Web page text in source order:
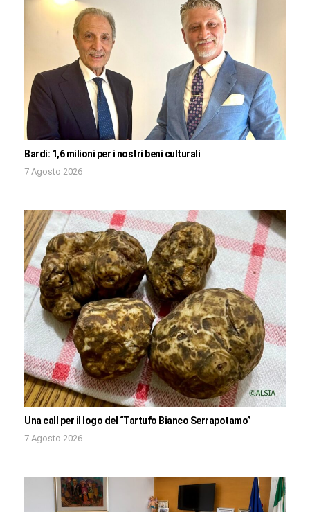
Bardi: 1,6 milioni per i nostri beni culturali
7 Agosto 2026
Una call per il logo del “Tartufo Bianco Serrapotamo”
7 Agosto 2026